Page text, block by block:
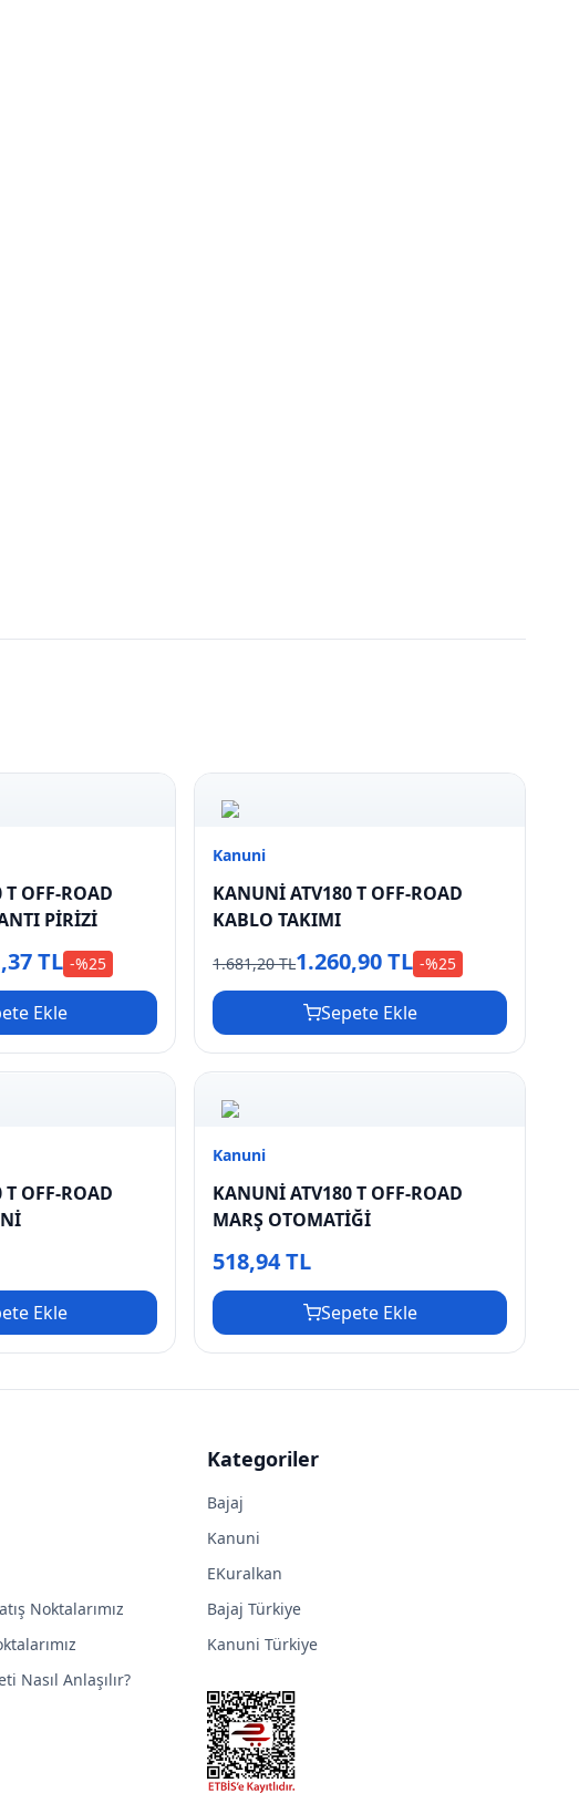
OFF-ROAD
PİRİZİ
TL -%25
Ekle
Kanuni
KANUNİ ATV180 T OFF-ROAD
KABLO TAKIMI
1.681,20 TL1.260,90 TL -%25
Sepete Ekle
OFF-ROAD
Ekle
Kanuni
KANUNİ ATV180 T OFF-ROAD
MARŞ OTOMATİĞİ
518,94 TL
Sepete Ekle
Noktalarımız
Nasıl Anlaşılır?
Kategoriler
Bajaj
Kanuni
EKuralkan
Bajaj Türkiye
Kanuni Türkiye